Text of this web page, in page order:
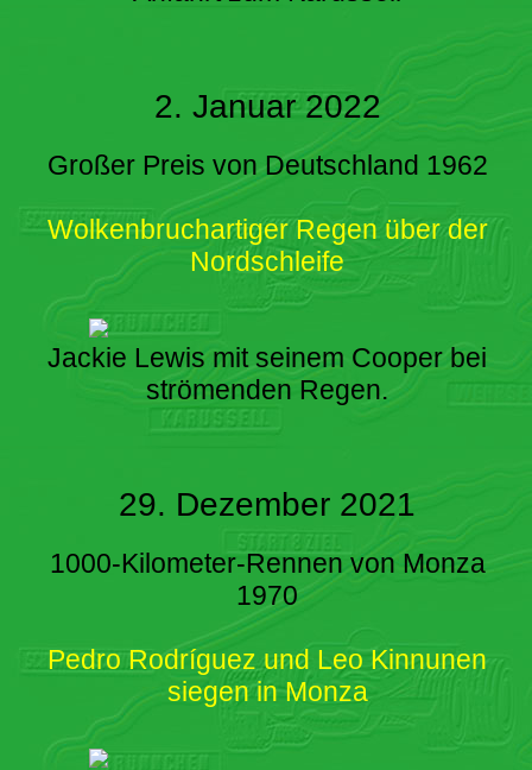
2. Januar 2022
Großer Preis von Deutschland 1962
Wolkenbruchartiger Regen über der
Nordschleife
Jackie Lewis mit seinem Cooper bei
strömenden Regen.
29. Dezember 2021
1000-Kilometer-Rennen von Monza
1970
Pedro Rodríguez und Leo Kinnunen
siegen in Monza